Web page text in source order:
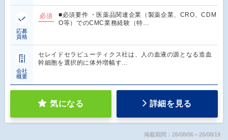
応募
資格
必須
■必須要件 ・医薬品関連企業（製薬企業、CRO、CDM
O等）でのCMC業務経験（特…
会社
概要
セレイドセラピューティクス社は、人の血液の源となる造血
幹細胞を選択的に体外増幅す…
気になる 詳細を見る
掲載期間：26/08/06～26/08/19